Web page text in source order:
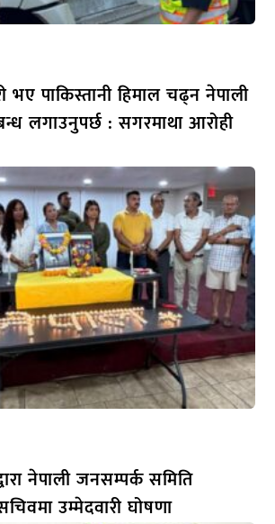
भए पाकिस्तानी हिमाल चढ्न नेपाली
लगाउनुपर्छ : सगरमाथा आरोही
नेपाली जनसम्पर्क समिति
उम्मेदवारी घोषणा